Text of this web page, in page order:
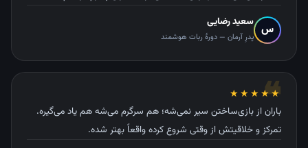
س
سعید رضایی
پدرِ آرمان — دورهٔ ربات هوشمند
❝
★★★★★
باران از بازی‌ساختن سیر نمی‌شه؛ هم سرگرم می‌شه هم یاد می‌گیره.
تمرکز و خلاقیتش از وقتی شروع کرده واقعاً بهتر شده.